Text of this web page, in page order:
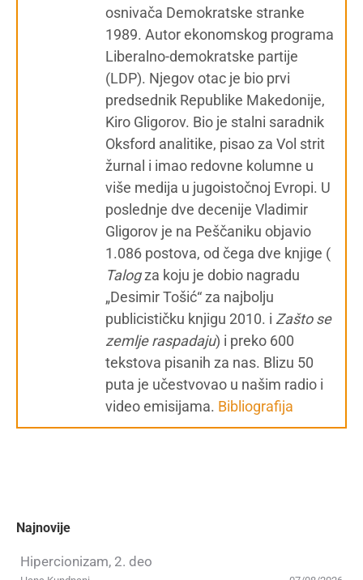
osnivača Demokratske stranke
1989. Autor ekonomskog programa
Liberalno-demokratske partije
(LDP). Njegov otac je bio prvi
predsednik Republike Makedonije,
Kiro Gligorov. Bio je stalni saradnik
Oksford analitike, pisao za Vol strit
žurnal i imao redovne kolumne u
više medija u jugoistočnoj Evropi. U
poslednje dve decenije Vladimir
Gligorov je na Peščaniku objavio
1.086 postova, od čega dve knjige (
Talogza koju je dobio nagradu
„Desimir Tošić“ za najbolju
publicističku knjigu 2010. i Zašto se
zemlje raspadaju) i preko 600
tekstova pisanih za nas. Blizu 50
puta je učestvovao u našim radio i
video emisijama. Bibliografija
Najnovije
Hipercionizam, 2. deo